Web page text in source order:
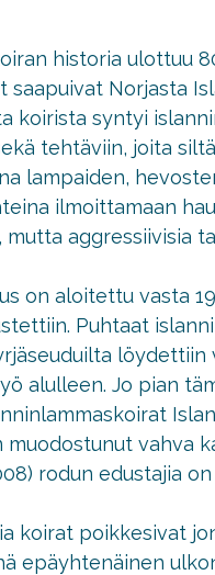
historia ulottuu
saapuivat Norjasta
koirista syntyi
tehtäviin, joita
lampaiden,
ilmoittamaan
mutta aggressiivisia
on aloitettu vasta
Puhtaat
alulleen. Jo pian
muodostunut vahva
rodun edustajia
koirat poikkesivat
epäyhtenäinen